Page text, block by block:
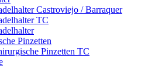
Castroviejo / Barraquer
TC
Pinzetten
Pinzetten TC